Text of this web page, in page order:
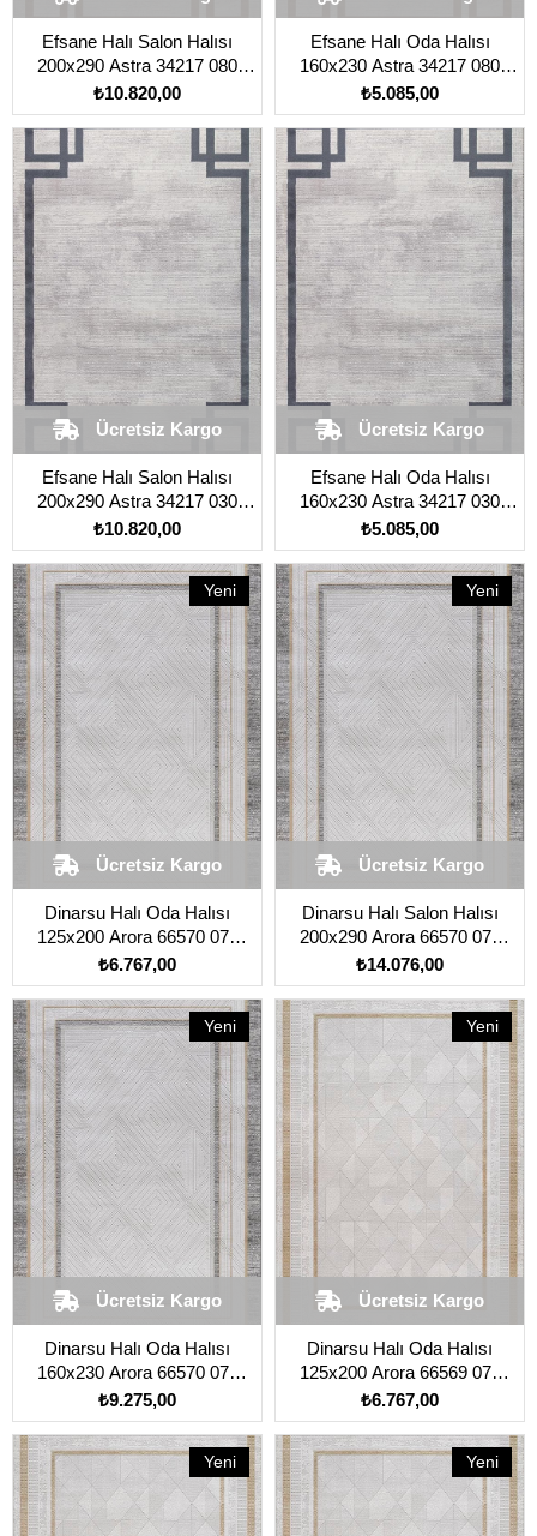
Efsane Halı Salon Halısı
200x290 Astra 34217 080
Kahverengi Açık
₺10.820,00
Efsane Halı Oda Halısı
160x230 Astra 34217 080
Kahverengi Açık
₺5.085,00
Efsane Halı Salon Halısı
200x290 Astra 34217 030
Mavi
₺10.820,00
Ücretsiz Kargo
Efsane Halı Oda Halısı
160x230 Astra 34217 030
Mavi
₺5.085,00
Ücretsiz Kargo
Dinarsu Halı Oda Halısı
125x200 Arora 66570 075
Vizon
₺6.767,00
Ücretsiz Kargo
Yeni
Ürün
Dinarsu Halı Salon Halısı
200x290 Arora 66570 075
Vizon
₺14.076,00
Ücretsiz Kargo
Yeni
Ürün
Dinarsu Halı Oda Halısı
160x230 Arora 66570 075
Vizon
₺9.275,00
Ücretsiz Kargo
Yeni
Ürün
Dinarsu Halı Oda Halısı
125x200 Arora 66569 075
Vizon
₺6.767,00
Ücretsiz Kargo
Yeni
Ürün
Yeni
Ürün
Yeni
Ürün